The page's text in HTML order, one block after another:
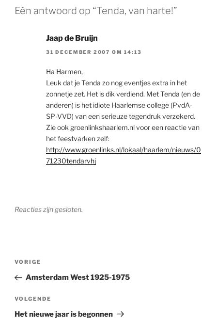
Eén antwoord op “Tenda, van harte!”
Jaap de Bruijn
31 DECEMBER 2007 OM 14:13
Ha Harmen,
Leuk dat je Tenda zo nog eventjes extra in het
zonnetje zet. Het is dík verdiend. Met Tenda (en de
anderen) is het idiote Haarlemse college (PvdA-
SP-VVD) van een serieuze tegendruk verzekerd.
Zie ook groenlinkshaarlem.nl voor een reactie van
het feestvarken zelf:
http://www.groenlinks.nl/lokaal/haarlem/nieuws/0
71230tendarvhj
Reacties zijn gesloten.
Bericht
Vorig
bericht
VORIGE
Amsterdam West 1925-1975
Volgend
bericht
VOLGENDE
Het nieuwe jaar is begonnen